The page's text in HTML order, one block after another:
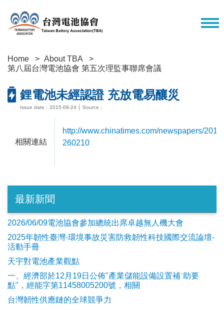
Home
About TBA
第八屆台灣電池協會 第五次理監事聯席會議
鋰電池未經認證 充放電易釀災
Issue date：2015-09-24 │ Source：
相關連結
http://www.chinatimes.com/newspapers/
260210
最新新聞
2026/06/09電池協會參加總統出席卓越無人機大會
2025年韌性臺灣-環境事故災害防救韌性科技國際交流論壇-
活動手冊
天宇對電池產業觀點
​一、經濟部於12月19日公佈"產業儲能設備設置補ˋ助要
點"，經能字第11458005200號，相關
台灣韌性供應鏈的全球競爭力